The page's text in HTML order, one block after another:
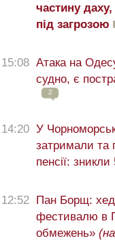
частину
під загрозою
15:08 Атака на
судно, є
2
14:20 У
затримали та
пенсії:
12:52 Пан Борщ:
фестивалю в
обмежень»